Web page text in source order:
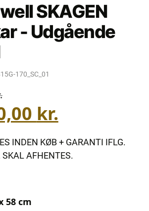
SKAGEN
- Udgående
170_SC_01
kr.
INDEN KØB + GARANTI IFLG.
SKAL AFHENTES.
58 cm